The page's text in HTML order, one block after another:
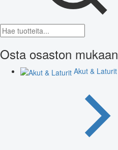
Osta osaston mukaan
Akut & Laturit